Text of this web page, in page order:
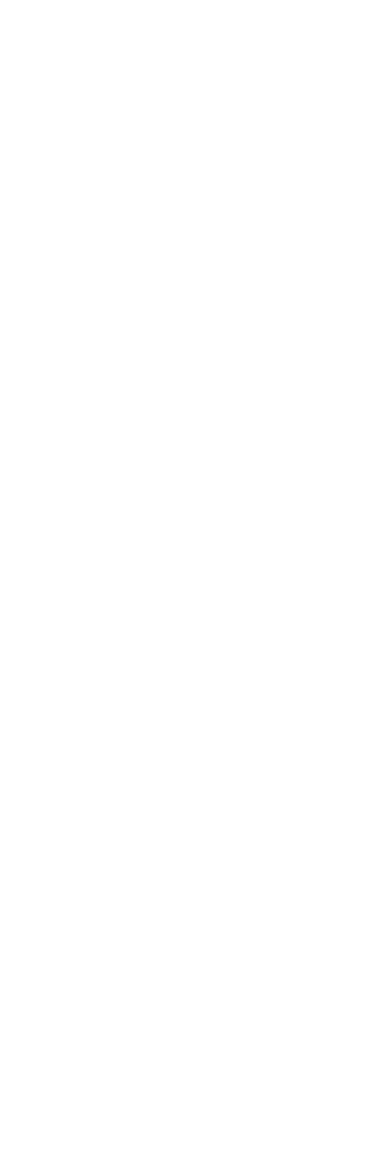
alles zu gemacht. Für die großen un